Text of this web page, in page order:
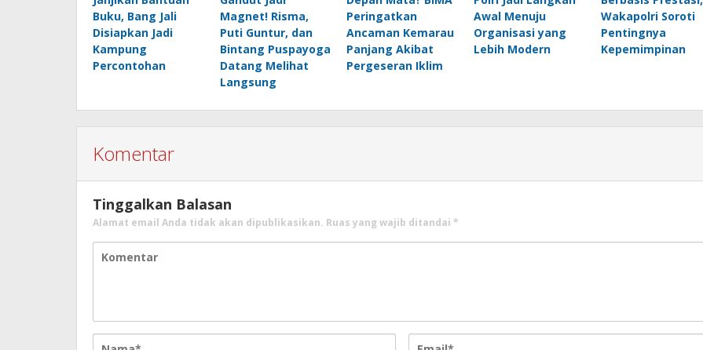
Buku, Bang Jali
Disiapkan Jadi
Kampung
Percontohan
Magnet! Risma,
Puti Guntur, dan
Bintang Puspayoga
Datang Melihat
Langsung
Peringatkan
Ancaman Kemarau
Panjang Akibat
Pergeseran Iklim
Awal Menuju
Organisasi yang
Lebih Modern
Wakapolri Soroti
Pentingnya
Kepemimpinan
Komentar
Tinggalkan Balasan
Alamat email Anda tidak akan dipublikasikan. Ruas yang wajib ditandai *